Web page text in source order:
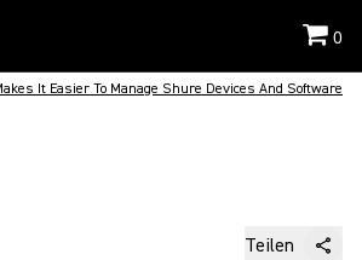
0
It Easier To Manage Shure Devices And Software
Teilen